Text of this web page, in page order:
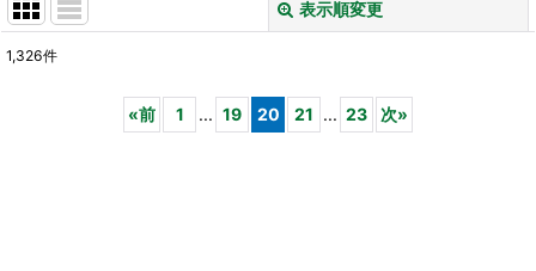
表示順変更
1,326件
«前 1 ... 19 20 21 ... 23 次»